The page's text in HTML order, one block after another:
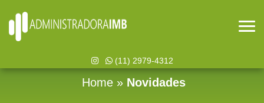
(11) 2979-4312
Home» Novidades